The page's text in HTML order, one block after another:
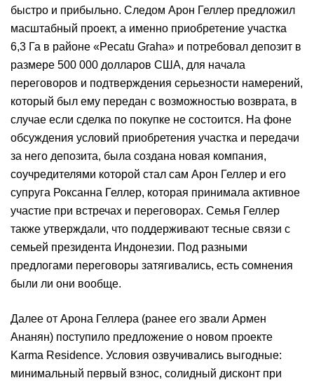
быстро и прибыльно. Следом Арон Геллер предложил
масштабный проект, а именно приобретение участка
6,3 Га в районе «Pecatu Graha» и потребовал депозит в
размере 500 000 долларов США, для начала
переговоров и подтверждения серьезности намерений,
который был ему передан с возможностью возврата, в
случае если сделка по покупке не состоится. На фоне
обсуждения условий приобретения участка и передачи
за него депозита, была создана новая компания,
соучредителями которой стал сам Арон Геллер и его
супруга Роксанна Геллер, которая принимала активное
участие при встречах и переговорах. Семья Геллер
также утверждали, что поддерживают тесные связи с
семьей президента Индонезии. Под разными
предлогами переговоры затягивались, есть сомнения
были ли они вообще.
Далее от Арона Геллера (ранее его звали Армен
Ананян) поступило предложение о новом проекте
Karma Residence. Условия озвучивались выгодные:
минимальный первый взнос, солидный дисконт при